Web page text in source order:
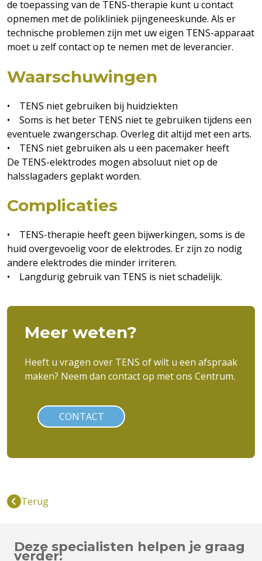
de toepassing van de TENS-therapie kunt u contact
opnemen met de polikliniek pijngeneeskunde. Als er
technische problemen zijn met uw eigen TENS-apparaat
moet u zelf contact op te nemen met de leverancier.
Waarschuwingen
• TENS niet gebruiken bij huidziekten
• Soms is het beter TENS niet te gebruiken tijdens een
eventuele zwangerschap. Overleg dit altijd met een arts.
• TENS niet gebruiken als u een pacemaker heeft
De TENS-elektrodes mogen absoluut niet op de
halsslagaders geplakt worden.
Complicaties
• TENS-therapie heeft geen bijwerkingen, soms is de
huid overgevoelig voor de elektrodes. Er zijn zo nodig
andere elektrodes die minder irriteren.
• Langdurig gebruik van TENS is niet schadelijk.
Meer weten?
Heeft u vragen over TENS of wilt u een afspraak
maken? Neem dan contact op met ons Centrum.
CONTACT
Terug
Deze specialisten helpen je graag
verder: